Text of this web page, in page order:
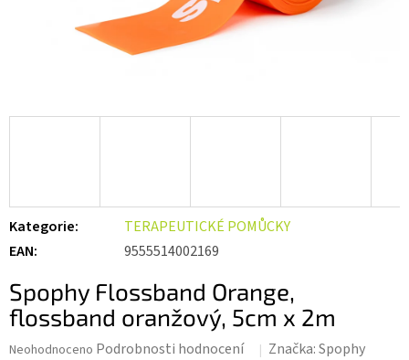
Kategorie:
TERAPEUTICKÉ POMŮCKY
EAN: 9555514002169
Spophy Flossband Orange,
flossband oranžový, 5cm x 2m
Průměrné
Neohodnoceno Podrobnosti hodnocení Značka:Spophy